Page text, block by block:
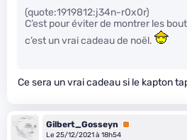
(quote:1919812:j34n-r0x0r)
C’est pour éviter de montrer les
c’est un vrai cadeau de noël.
Ce sera un vrai cadeau si le kapton
Gilbert_Gosseyn
Premium
Le 25/12/2021 à 18h54